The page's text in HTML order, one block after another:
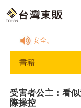
帳戶安全。
書籍
受害者公主：看
際操控